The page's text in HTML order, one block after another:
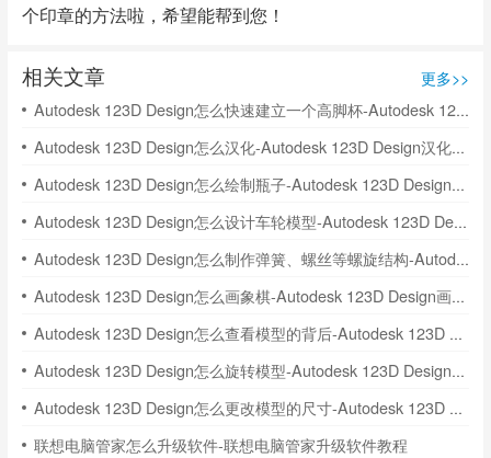
个印章的方法啦，希望能帮到您！
相关文章 更多>>
Autodesk 123D Design怎么快速建立一个高脚杯-Autodesk 123D Design快速建立一个高脚杯的方法
Autodesk 123D Design怎么汉化-Autodesk 123D Design汉化的方法
Autodesk 123D Design怎么绘制瓶子-Autodesk 123D Design绘制瓶子的方法
Autodesk 123D Design怎么设计车轮模型-Autodesk 123D Design设计车轮模型的方法
Autodesk 123D Design怎么制作弹簧、螺丝等螺旋结构-Autodesk 123D Design制作弹簧、螺丝等螺旋结构的方法
Autodesk 123D Design怎么画象棋-Autodesk 123D Design画象棋的方法
Autodesk 123D Design怎么查看模型的背后-Autodesk 123D Design查看模型的背后的方法
Autodesk 123D Design怎么旋转模型-Autodesk 123D Design旋转模型的尺寸的方法
Autodesk 123D Design怎么更改模型的尺寸-Autodesk 123D Design更改模型的尺寸的方法
联想电脑管家怎么升级软件-联想电脑管家升级软件教程